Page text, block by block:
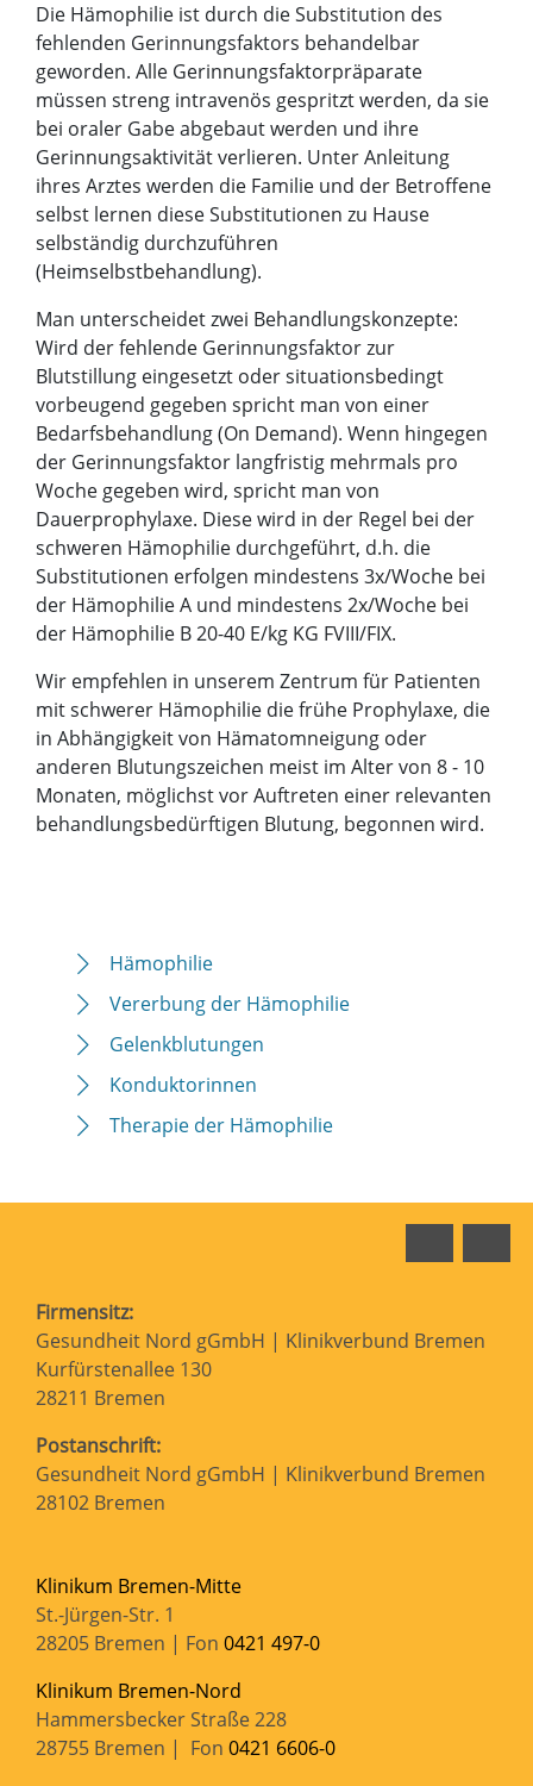
Die Hämophilie ist durch die Substitution des
fehlenden Gerinnungsfaktors behandelbar
geworden. Alle Gerinnungsfaktorpräparate
müssen streng intravenös gespritzt werden, da sie
bei oraler Gabe abgebaut werden und ihre
Gerinnungsaktivität verlieren. Unter Anleitung
ihres Arztes werden die Familie und der Betroffene
selbst lernen diese Substitutionen zu Hause
selbständig durchzuführen
(Heimselbstbehandlung).
Man unterscheidet zwei Behandlungskonzepte:
Wird der fehlende Gerinnungsfaktor zur
Blutstillung eingesetzt oder situationsbedingt
vorbeugend gegeben spricht man von einer
Bedarfsbehandlung (On Demand). Wenn hingegen
der Gerinnungsfaktor langfristig mehrmals pro
Woche gegeben wird, spricht man von
Dauerprophylaxe. Diese wird in der Regel bei der
schweren Hämophilie durchgeführt, d.h. die
Substitutionen erfolgen mindestens 3x/Woche bei
der Hämophilie A und mindestens 2x/Woche bei
der Hämophilie B 20-40 E/kg KG FVIII/FIX.
Wir empfehlen in unserem Zentrum für Patienten
mit schwerer Hämophilie die frühe Prophylaxe, die
in Abhängigkeit von Hämatomneigung oder
anderen Blutungszeichen meist im Alter von 8 - 10
Monaten, möglichst vor Auftreten einer relevanten
behandlungsbedürftigen Blutung, begonnen wird.
Hämophilie
Vererbung der Hämophilie
Gelenkblutungen
Konduktorinnen
Therapie der Hämophilie
Firmensitz:
Gesundheit Nord gGmbH | Klinikverbund Bremen
Kurfürstenallee 130
28211 Bremen
Postanschrift:
Gesundheit Nord gGmbH | Klinikverbund Bremen
28102 Bremen
Klinikum Bremen-Mitte
St.-Jürgen-Str. 1
28205 Bremen | Fon 0421 497-0
Klinikum Bremen-Nord
Hammersbecker Straße 228
28755 Bremen | Fon 0421 6606-0